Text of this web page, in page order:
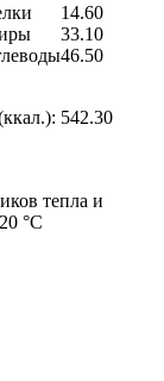
14.60
33.10
46.50
542.30
тепла и
°C